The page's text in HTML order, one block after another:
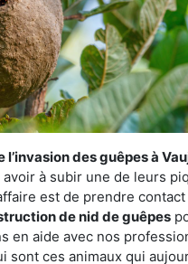
des guêpes à
à subir une de leurs
est de prendre contact
de nid de guêpes
en aide avec nos
sont ces animaux qui